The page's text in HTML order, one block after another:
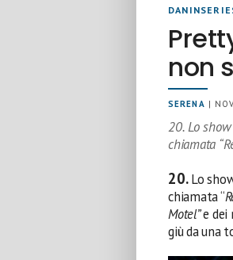
non
SERENA |
20. Lo
chiamata
20.Lo
chiamata “
Motel”e dei
giù da una